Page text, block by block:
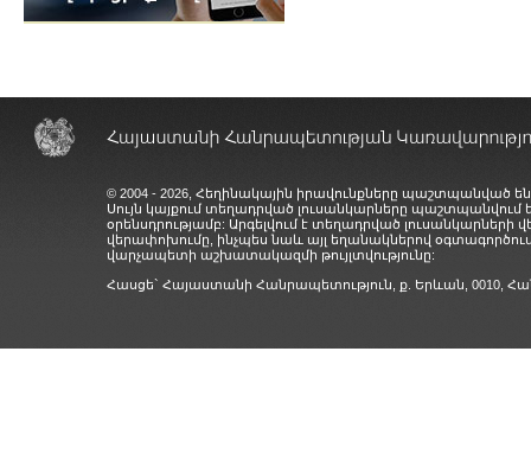
© 2004 - 2026, Հեղինակային իրավունքները պաշտպանված
Սույն կայքում տեղադրված լուսանկարները
օրենսդրությամբ: Արգելվում է տեղադրված
վերափոխումը, ինչպես նաև այլ եղանակներով
վարչապետի աշխատակազմի թույլտվությունը:
Հասցե` Հայաստանի Հանրապետություն, ք. Երևան, 0010,